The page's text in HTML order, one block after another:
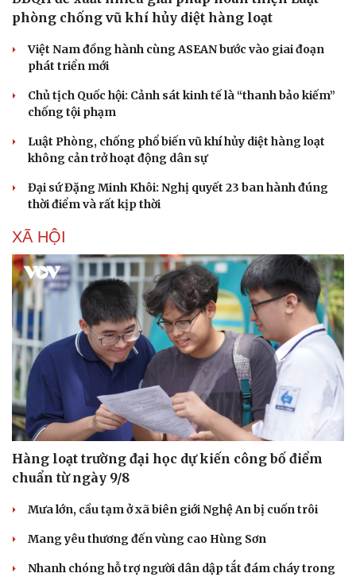
phòng chống vũ khí hủy diệt hàng loạt
Việt Nam đồng hành cùng ASEAN bước vào giai đoạn
phát triển mới
Chủ tịch Quốc hội: Cảnh sát kinh tế là “thanh bảo kiếm”
chống tội phạm
Luật Phòng, chống phổ biến vũ khí hủy diệt hàng loạt
không cản trở hoạt động dân sự
Đại sứ Đặng Minh Khôi: Nghị quyết 23 ban hành đúng
thời điểm và rất kịp thời
XÃ HỘI
Hàng loạt trường đại học dự kiến công bố điểm
chuẩn từ ngày 9/8
Mưa lớn, cầu tạm ở xã biên giới Nghệ An bị cuốn trôi
Mang yêu thương đến vùng cao Hùng Sơn
Nhanh chóng hỗ trợ người dân dập tắt đám cháy trong